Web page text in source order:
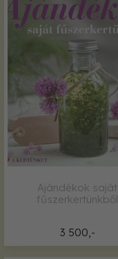
3 500,-
Ajándékok saját
fűszerkertünkből